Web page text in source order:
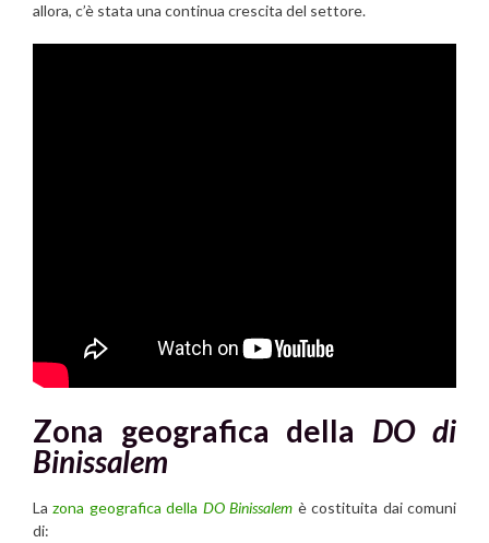
allora, c’è stata una continua crescita del settore.
Zona geografica della DO di
Binissalem
Lazona geografica della DO Binissalem è costituita dai comuni
di: